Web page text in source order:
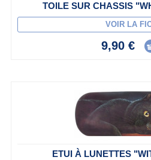
TOILE SUR CHASSIS
VOIR LA
9,90 €
ETUI À LUNETTES